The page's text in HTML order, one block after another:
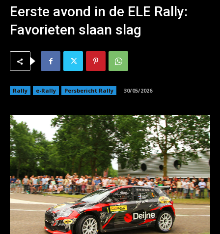
Eerste avond in de ELE Rally:
Favorieten slaan slag
Rally e-Rally Persbericht Rally 30/05/2026